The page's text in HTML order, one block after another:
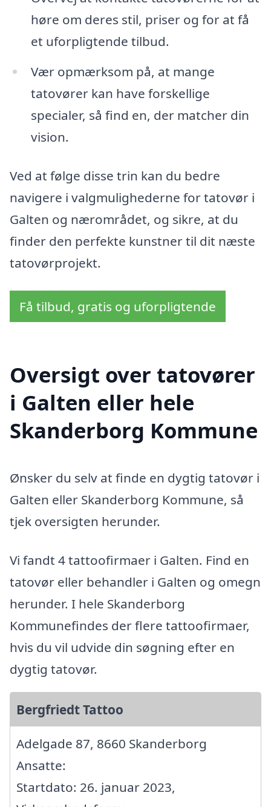
høre om deres stil, priser og for at få
et uforpligtende tilbud.
Vær opmærksom på, at mange
tatovører kan have forskellige
specialer, så find en, der matcher din
vision.
Ved at følge disse trin kan du bedre
navigere i valgmulighederne for tatovør i
Galten og nærområdet, og sikre, at du
finder den perfekte kunstner til dit næste
tatovørprojekt.
Få tilbud, gratis og uforpligtende
Oversigt over tatovører
i Galten eller hele
Skanderborg Kommune
Ønsker du selv at finde en dygtig tatovør i
Galten eller Skanderborg Kommune, så
tjek oversigten herunder.
Vi fandt 4 tattoofirmaer i Galten. Find en
tatovør eller behandler i Galten og omegn
herunder. I hele Skanderborg
Kommunefindes der flere tattoofirmaer,
hvis du vil udvide din søgning efter en
dygtig tatovør.
Bergfriedt Tattoo
Adelgade 87, 8660 Skanderborg
Ansatte:
Startdato: 26. januar 2023,